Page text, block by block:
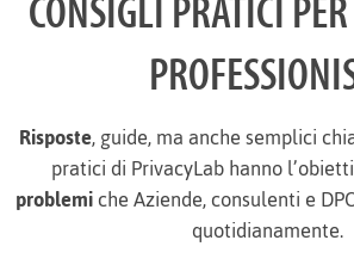
CONSIGLI PRATICI
Risposte, guide, ma anche semplici
pratici di PrivacyLab hanno
problemiche Aziende, consulenti e
quotidianamente.